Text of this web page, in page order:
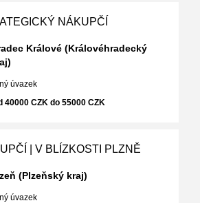
NÁKUPČÍ
Králové (Královéhradecký
úvazek
40000 CZK do 55000 CZK
| V BLÍZKOSTI PLZNĚ
(Plzeňský kraj)
úvazek